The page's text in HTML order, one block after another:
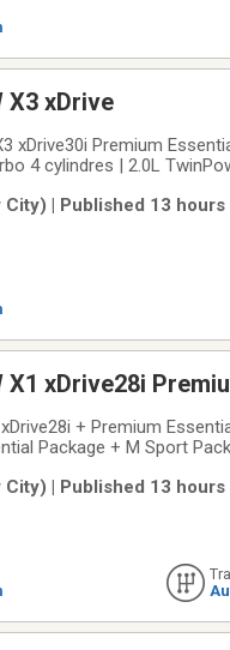
X3 xDrive
xDrive30i Premium
4 cylindres | 2.0L
| Apple CarPlay + BMW
City) | Published 13 hours
X1 xDrive28i
+ Premium
Package + M Sport
+ démarrage sans clé
City) | Published 13 hours